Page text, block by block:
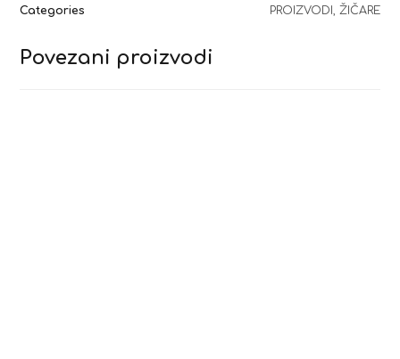
Categories
PROIZVODI ŽIČARE
Povezani proizvodi